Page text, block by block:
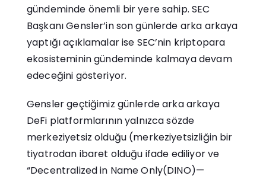
gündeminde önemli bir yere sahip. SEC
Başkanı Gensler’in son günlerde arka arkaya
yaptığı açıklamalar ise SEC’nin kriptopara
ekosisteminin gündeminde kalmaya devam
edeceğini gösteriyor.
Gensler geçtiğimiz günlerde arka arkaya
DeFi platformlarının yalnızca sözde
merkeziyetsiz olduğu (merkeziyetsizliğin bir
tiyatrodan ibaret olduğu ifade ediliyor ve
“Decentralized in Name Only(DINO)—